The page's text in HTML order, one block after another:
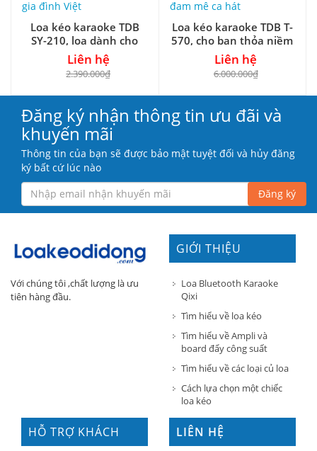
Loa kéo karaoke TDB
SY-210, loa dành cho
mọi gia đình Việt
Liên hệ
2.390.000₫
Loa kéo karaoke TDB T-
570, cho bạn thỏa niềm
đam mê ca hát
Liên hệ
6.000.000₫
Đăng ký nhận thông tin ưu đãi và
khuyến mãi
Thông tin của bạn sẽ được bảo mật tuyệt đối và hủy đăng
ký bất cứ lúc nào
Đăng ký
Với chúng tôi ,chất lượng là ưu
tiên hàng đầu.
GIỚI THIỆU
Loa Bluetooth Karaoke
Qixi
Tìm hiểu về loa kéo
Tìm hiểu về Ampli và
board đẩy công suất
Tìm hiểu về các loại củ loa
Cách lựa chọn một chiếc
loa kéo
HỖ TRỢ KHÁCH
LIÊN HỆ